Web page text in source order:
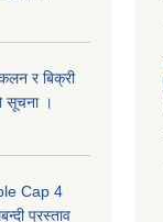
र बिक्री
सूचना ।
Cap 4
प्रस्ताव